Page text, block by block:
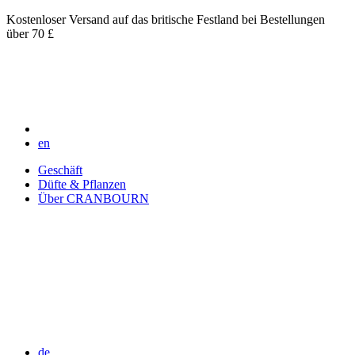
Kostenloser Versand auf das britische Festland bei Bestellungen
über 70 £
en
Geschäft
Düfte & Pflanzen
Über CRANBOURN
de